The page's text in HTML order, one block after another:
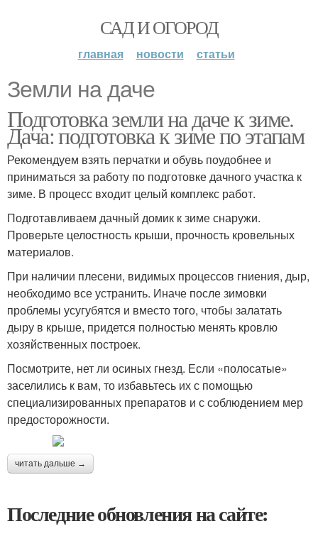
САД И ОГОРОД
главная новости статьи
Земли на даче
Подготовка земли на даче к зиме.
Дача: подготовка к зиме по этапам
Рекомендуем взять перчатки и обувь поудобнее и
приниматься за работу по подготовке дачного участка к
зиме. В процесс входит целый комплекс работ.
Подготавливаем дачный домик к зиме снаружи.
Проверьте целостность крыши, прочность кровельных
материалов.
При наличии плесени, видимых процессов гниения, дыр,
необходимо все устранить. Иначе после зимовки
проблемы усугубятся и вместо того, чтобы залатать
дыру в крыше, придется полностью менять кровлю
хозяйственных построек.
Посмотрите, нет ли осиных гнезд. Если «полосатые»
заселились к вам, то избавьтесь их с помощью
специализированных препаратов и с соблюдением мер
предосторожности.
читать дальше →
Последние обновления на сайте: